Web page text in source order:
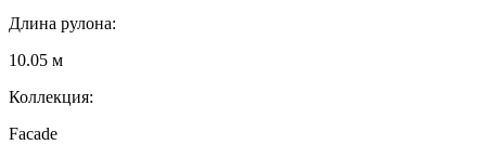
Длина рулона:
10.05 м
Коллекция:
Facade